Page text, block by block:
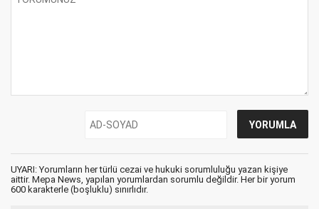
UYARI: Yorumların her türlü cezai ve hukuki sorumluluğu yazan kişiye
aittir. Mepa News, yapılan yorumlardan sorumlu değildir. Her bir yorum
600 karakterle (boşluklu) sınırlıdır.